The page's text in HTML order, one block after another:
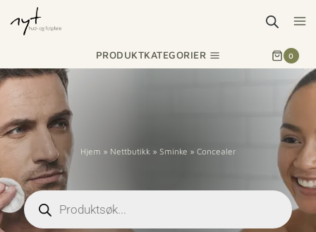
PRODUKTKATEGORIER 0
Hjem » Nettbutikk» Sminke » Concealer